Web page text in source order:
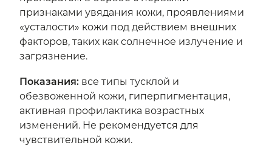
признаками увядания кожи, проявлениями
«усталости» кожи под действием внешних
факторов, таких как солнечное излучение и
загрязнение.
Показания: все типы тусклой и
обезвоженной кожи, гиперпигментация,
активная профилактика возрастных
изменений. Не рекомендуется для
чувствительной кожи.